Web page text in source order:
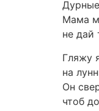
Мама
не дай
Гляжу
на
Он
чтоб